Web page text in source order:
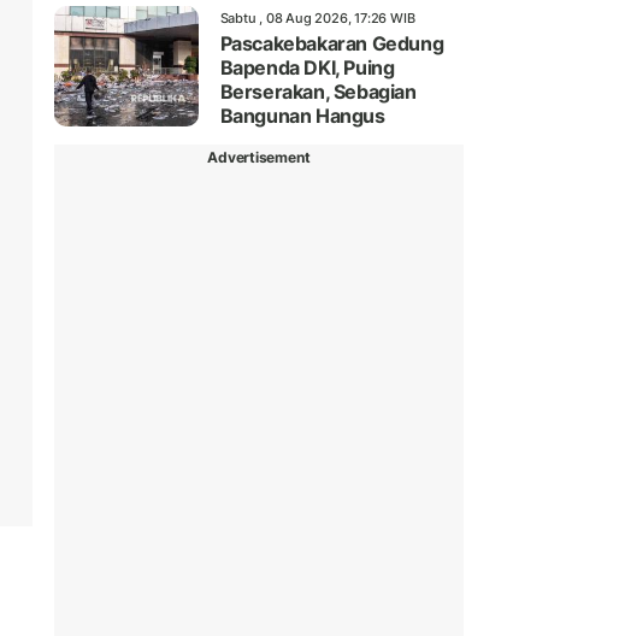
Sabtu , 08 Aug 2026, 17:26 WIB
Pascakebakaran Gedung
Bapenda DKI, Puing
Berserakan, Sebagian
Bangunan Hangus
Advertisement